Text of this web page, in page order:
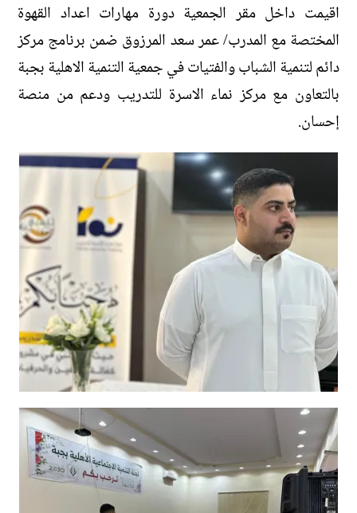
اقيمت داخل مقر الجمعية دورة مهارات اعداد القهوة
المختصة مع المدرب/ عمر سعد المرزوق ضمن برنامج مركز
دائم لتنمية الشباب والفتيات في جمعية التنمية الاهلية بجبة
بالتعاون مع مركز نماء الاسرة للتدريب ودعم من منصة
إحسان.